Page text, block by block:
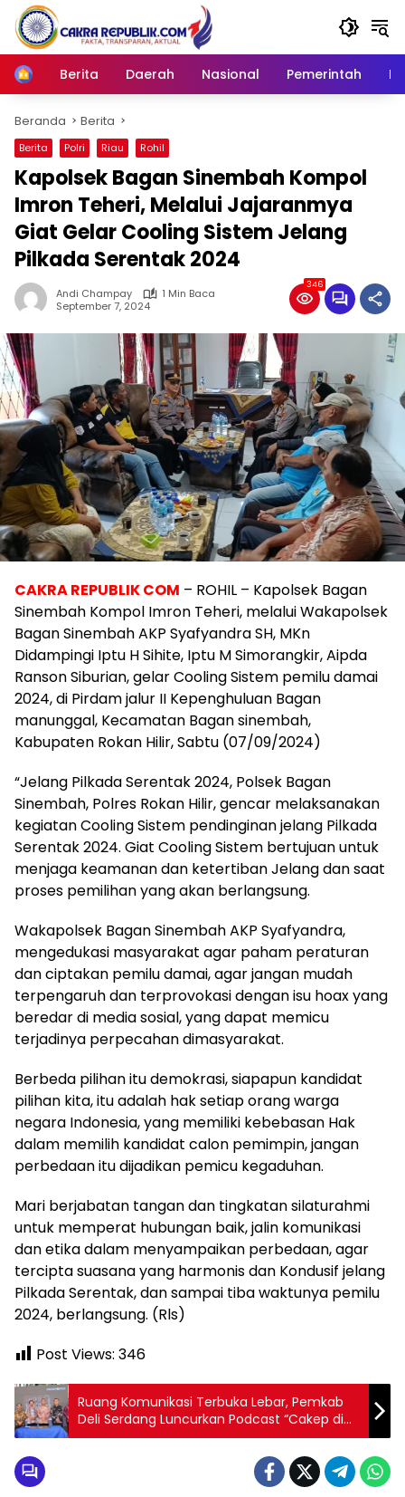
Langsung
konten
Home
Berita Daerah Nasional Pemerintah
Beranda Berita
Berita Polri Riau Rohil
Kapolsek Bagan Sinembah Kompol
Imron Teheri, Melalui Jajaranmya
Giat Gelar Cooling Sistem Jelang
Pilkada Serentak 2024
Andi Champay
1 Min Baca
September 7, 2024
346
CAKRA REPUBLIK COM – ROHIL – Kapolsek Bagan
Sinembah Kompol Imron Teheri, melalui Wakapolsek
Bagan Sinembah AKP Syafyandra SH, MKn
Didampingi Iptu H Sihite, Iptu M Simorangkir, Aipda
Ranson Siburian, gelar Cooling Sistem pemilu damai
2024, di Pirdam jalur II Kepenghuluan Bagan
manunggal, Kecamatan Bagan sinembah,
Kabupaten Rokan Hilir, Sabtu (07/09/2024)
“Jelang Pilkada Serentak 2024, Polsek Bagan
Sinembah, Polres Rokan Hilir, gencar melaksanakan
kegiatan Cooling Sistem pendinginan jelang Pilkada
Serentak 2024. Giat Cooling Sistem bertujuan untuk
menjaga keamanan dan ketertiban Jelang dan saat
proses pemilihan yang akan berlangsung.
Wakapolsek Bagan Sinembah AKP Syafyandra,
mengedukasi masyarakat agar paham peraturan
dan ciptakan pemilu damai, agar jangan mudah
terpengaruh dan terprovokasi dengan isu hoax yang
beredar di media sosial, yang dapat memicu
terjadinya perpecahan dimasyarakat.
Berbeda pilihan itu demokrasi, siapapun kandidat
pilihan kita, itu adalah hak setiap orang warga
negara Indonesia, yang memiliki kebebasan Hak
dalam memilih kandidat calon pemimpin, jangan
perbedaan itu dijadikan pemicu kegaduhan.
Mari berjabatan tangan dan tingkatan silaturahmi
untuk memperat hubungan baik, jalin komunikasi
dan etika dalam menyampaikan perbedaan, agar
tercipta suasana yang harmonis dan Kondusif jelang
Pilkada Serentak, dan sampai tiba waktunya pemilu
2024, berlangsung. (Rls)
Post Views: 346
Ruang Komunikasi Terbuka Lebar, Pemkab
Deli Serdang Luncurkan Podcast “Cakep di
Balkon”